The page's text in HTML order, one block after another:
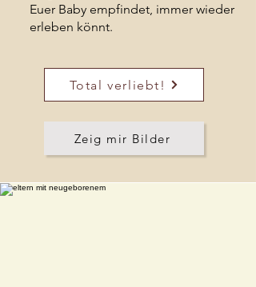
Euer Baby empfindet, immer wieder
erleben könnt.
Total verliebt!
Zeig mir Bilder